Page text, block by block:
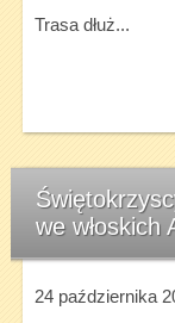
Trasa dłuż...
we włoskich
24 października